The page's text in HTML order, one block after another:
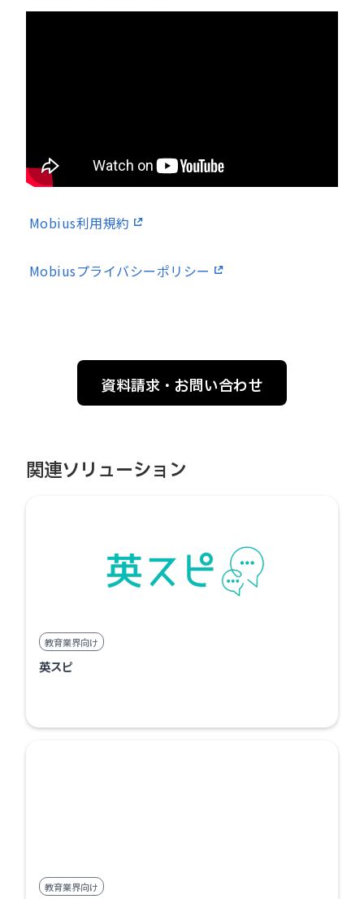
Mobius利用規約
Mobiusプライバシーポリシー
資料請求・お問い合わせ
関連ソリューション
教育業界向け
英スピ
教育業界向け